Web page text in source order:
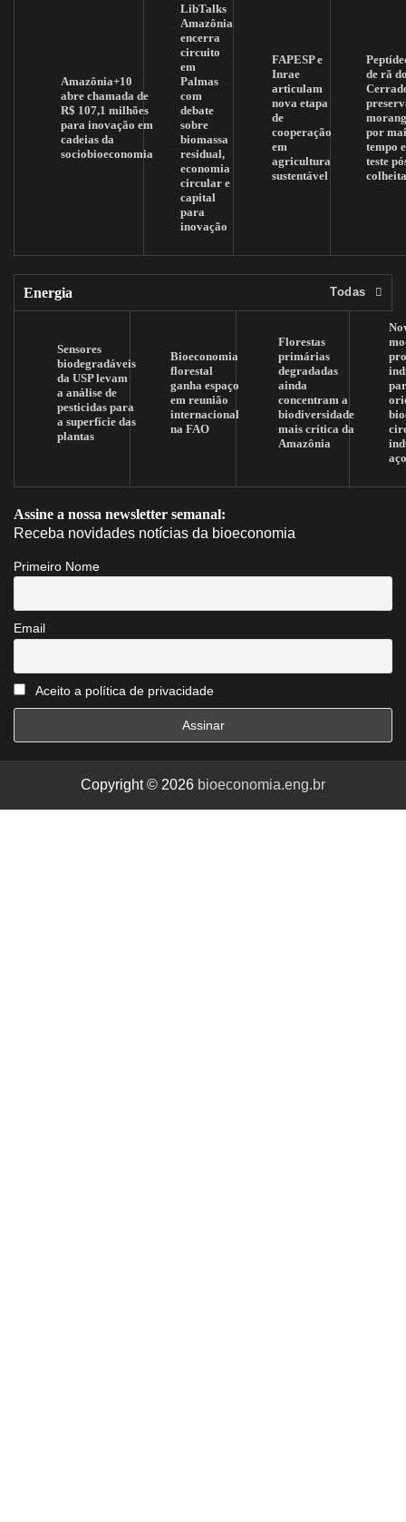
Amazônia+10
abre chamada de
R$ 107,1 milhões
para inovação em
cadeias da
sociobioeconomia
LibTalks
Amazônia
encerra
circuito
em
Palmas
com
debate
sobre
biomassa
residual,
economia
circular e
capital
para
inovação
FAPESP e
Inrae
articulam
nova etapa
de
cooperação
em
agricultura
sustentável
de rã
por
tempo
teste
Energia Todas
Sensores
biodegradáveis
da USP levam
a análise de
pesticidas para
a superfície das
plantas
Bioeconomia
florestal
ganha espaço
em reunião
internacional
na FAO
Florestas
primárias
degradadas
ainda
concentram a
biodiversidade
mais crítica da
Amazônia
Assine a nossa newsletter semanal:
Receba novidades notícias da bioeconomia
Primeiro Nome
Email
Aceito a política de privacidade
Copyright © 2026 bioeconomia.eng.br